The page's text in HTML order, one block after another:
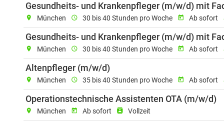
Gesundheits- und Krankenpfleger (m/w/d) mit
location_on München schedule 30 bis 40 Stunden pro Woche today Ab sofort
Gesundheits- und Krankenpfleger (m/w/d) mit
location_on München schedule 30 bis 40 Stunden pro Woche today Ab sofort
Altenpfleger (m/w/d)Einsatzort: München, Job-
location_on München schedule 35 bis 40 Stunden pro Woche today Ab sofort
Operationstechnische Assistenten OTA (m/w/d)
location_on München today Ab sofort contacts Vollzeit